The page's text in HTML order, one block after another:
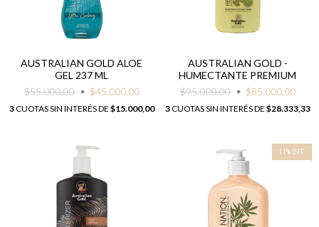
AUSTRALIAN GOLD ALOE
GEL 237 ML
$55.000,00
$45.000,00
3CUOTAS SIN INTERÉS DE $15.000,00
AUSTRALIAN GOLD -
HUMECTANTE PREMIUM
$95.000,00
$85.000,00
3CUOTAS SIN INTERÉS DE $28.333,33
11 % OFF